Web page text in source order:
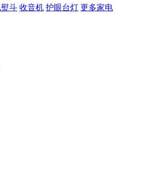
斗 收音机 护眼台灯 更多家电